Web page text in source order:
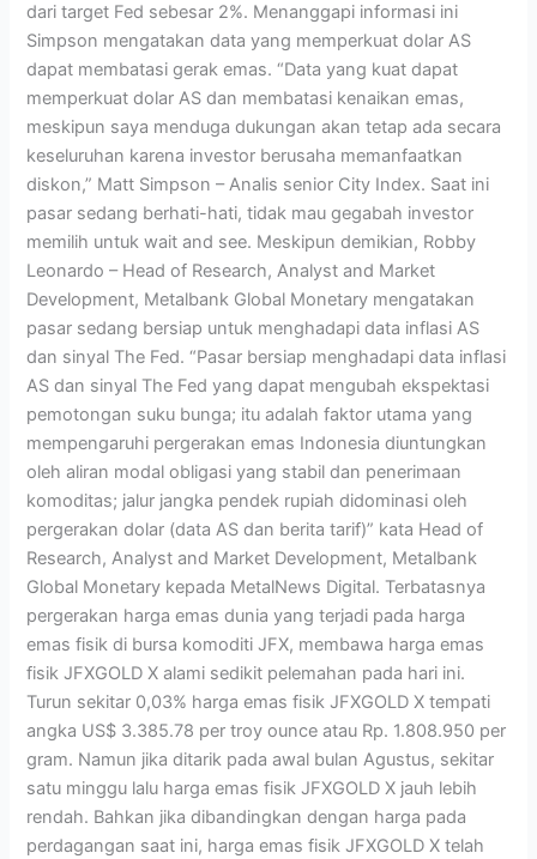
dari target Fed sebesar 2%. Menanggapi informasi ini
Simpson mengatakan data yang memperkuat dolar AS
dapat membatasi gerak emas. “Data yang kuat dapat
memperkuat dolar AS dan membatasi kenaikan emas,
meskipun saya menduga dukungan akan tetap ada secara
keseluruhan karena investor berusaha memanfaatkan
diskon,” Matt Simpson – Analis senior City Index. Saat ini
pasar sedang berhati-hati, tidak mau gegabah investor
memilih untuk wait and see. Meskipun demikian, Robby
Leonardo – Head of Research, Analyst and Market
Development, Metalbank Global Monetary mengatakan
pasar sedang bersiap untuk menghadapi data inflasi AS
dan sinyal The Fed. “Pasar bersiap menghadapi data inflasi
AS dan sinyal The Fed yang dapat mengubah ekspektasi
pemotongan suku bunga; itu adalah faktor utama yang
mempengaruhi pergerakan emas Indonesia diuntungkan
oleh aliran modal obligasi yang stabil dan penerimaan
komoditas; jalur jangka pendek rupiah didominasi oleh
pergerakan dolar (data AS dan berita tarif)” kata Head of
Research, Analyst and Market Development, Metalbank
Global Monetary kepada MetalNews Digital. Terbatasnya
pergerakan harga emas dunia yang terjadi pada harga
emas fisik di bursa komoditi JFX, membawa harga emas
fisik JFXGOLD X alami sedikit pelemahan pada hari ini.
Turun sekitar 0,03% harga emas fisik JFXGOLD X tempati
angka US$ 3.385.78 per troy ounce atau Rp. 1.808.950 per
gram. Namun jika ditarik pada awal bulan Agustus, sekitar
satu minggu lalu harga emas fisik JFXGOLD X jauh lebih
rendah. Bahkan jika dibandingkan dengan harga pada
perdagangan saat ini, harga emas fisik JFXGOLD X telah